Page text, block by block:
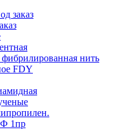
заказ
нить
FDY
1пр